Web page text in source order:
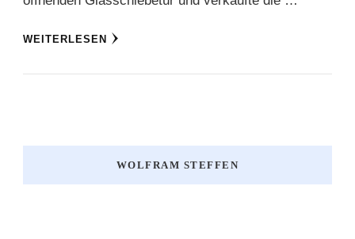
WEITERLESEN
WOLFRAM STEFFEN